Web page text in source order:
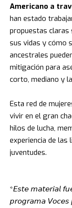
Americano a
han estado
propuestas claras
sus vidas y cómo
ancestrales
mitigación para
corto, mediano y
Esta red de
vivir en el gran
hilos de lucha,
experiencia de las
juventudes.
*𝘌𝘴𝘵𝘦 𝘮𝘢𝘵𝘦𝘳𝘪𝘢𝘭
𝘱𝘳𝘰𝘨𝘳𝘢𝘮𝘢 𝘝𝘰𝘤𝘦𝘴